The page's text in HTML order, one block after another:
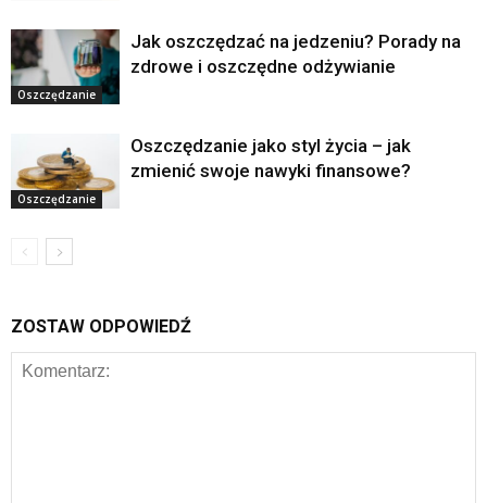
Oszczędzanie
Jak oszczędzać na jedzeniu? Porady na
zdrowe i oszczędne odżywianie
Oszczędzanie
Oszczędzanie jako styl życia – jak
zmienić swoje nawyki finansowe?
ZOSTAW ODPOWIEDŹ